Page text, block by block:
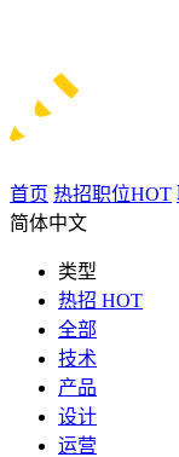
首页 热招职位HOT
简体中文
类型
热招 HOT
全部
技术
产品
设计
运营